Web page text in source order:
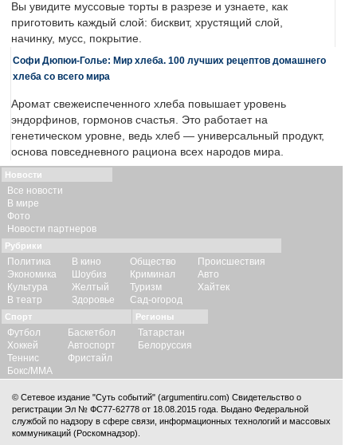
Вы увидите муссовые торты в разрезе и узнаете, как
приготовить каждый слой: бисквит, хрустящий слой,
начинку, мусс, покрытие.
Софи Дюпюи-Голье: Мир хлеба. 100 лучших рецептов домашнего
хлеба со всего мира
Аромат свежеиспеченного хлеба повышает уровень
эндорфинов, гормонов счастья. Это работает на
генетическом уровне, ведь хлеб — универсальный продукт,
основа повседневного рациона всех народов мира.
Новости
Все новости
В мире
Фото
Новости партнеров
Рубрики
Политика
Экономика
Культура
В театр
В кино
Шоубиз
Желтый
Здоровье
Общество
Криминал
Туризм
Сад-огород
Происшествия
Авто
Хайтек
Спорт
Футбол
Хоккей
Теннис
Бокс/ММА
Баскетбол
Автоспорт
Фристайл
Регионы
Татарстан
Белоруссия
© Сетевое издание "Суть событий" (argumentiru.com) Свидетельство о
регистрации Эл № ФС77-62778 от 18.08.2015 года. Выдано Федеральной
службой по надзору в сфере связи, информационных технологий и массовых
коммуникаций (Роскомнадзор).